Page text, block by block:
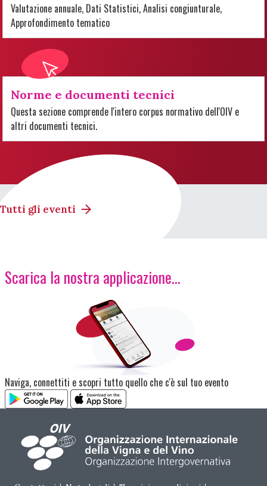
Valutazione annuale, Dati Statistici, Analisi congiunturale,
Approfondimento tematico
Norme e documenti tecnici
Questa sezione comprende l'intero corpus normativo dell'OIV e
altri documenti tecnici.
Tutti gli eventi
Scarica la nostra applicazione...
Immagine
Naviga, connettiti e scopri tutto quello che c'è sul tuo evento